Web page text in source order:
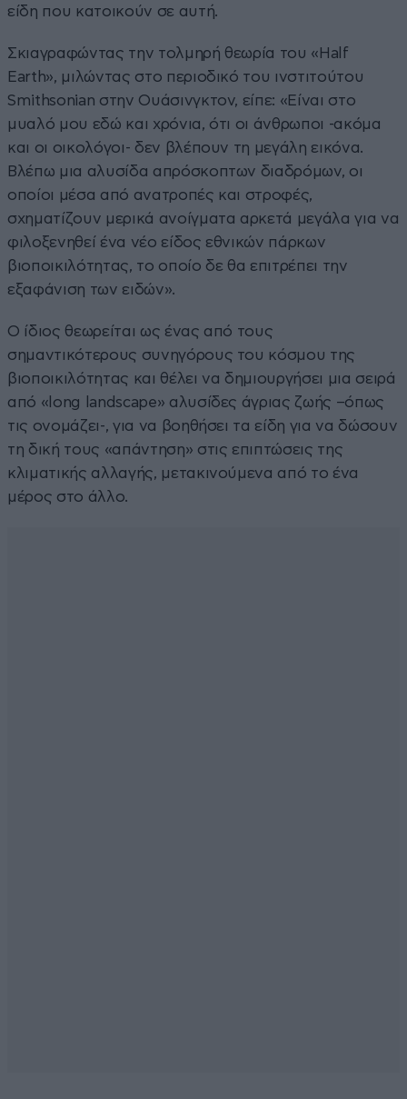
είδη που κατοικούν σε αυτή.
Σκιαγραφώντας την τολμηρή θεωρία του «Half
Earth», μιλώντας στο περιοδικό του ινστιτούτου
Smithsonian στην Ουάσινγκτον, είπε: «Είναι στο
μυαλό μου εδώ και χρόνια, ότι οι άνθρωποι -ακόμα
και οι οικολόγοι- δεν βλέπουν τη μεγάλη εικόνα.
Βλέπω μια αλυσίδα απρόσκοπτων διαδρόμων, οι
οποίοι μέσα από ανατροπές και στροφές,
σχηματίζουν μερικά ανοίγματα αρκετά μεγάλα για να
φιλοξενηθεί ένα νέο είδος εθνικών πάρκων
βιοποικιλότητας, το οποίο δε θα επιτρέπει την
εξαφάνιση των ειδών».
Ο ίδιος θεωρείται ως ένας από τους
σημαντικότερους συνηγόρους του κόσμου της
βιοποικιλότητας και θέλει να δημιουργήσει μια σειρά
από «long landscape» αλυσίδες άγριας ζωής –όπως
τις ονομάζει-, για να βοηθήσει τα είδη για να δώσουν
τη δική τους «απάντηση» στις επιπτώσεις της
κλιματικής αλλαγής, μετακινούμενα από το ένα
μέρος στο άλλο.